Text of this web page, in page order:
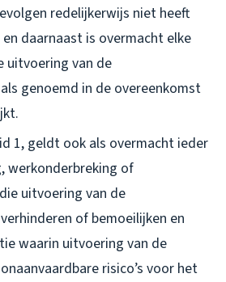
redelijkerwijs niet heeft
daarnaast is overmacht elke
uitvoering van de
genoemd in de overeenkomst
1, geldt ook als overmacht ieder
werkonderbreking of
uitvoering van de
of bemoeilijken en
waarin uitvoering van de
risico’s voor het